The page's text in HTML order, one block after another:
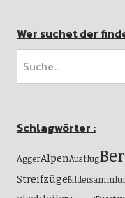
Wer suchet der
Schlagwörter :
AggerAlpenAusflug
Streifzüge